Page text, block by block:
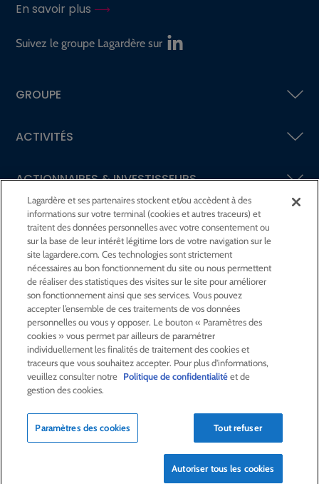
En savoir plus
Suivez le groupe Lagardère sur
GROUPE
ACTIVITÉS
ACTIONNAIRES &INVESTISSEURS
LA RSECHEZ LAGARDÈRE
LA FONDATIONJEAN‑LUC LAGARDÈRE
CENTRE PRESSE
NOUS REJOINDRE
Flux RSS
Nous contacter
Mentions légales
Déclaration d’accessibilité
Lagardère et ses partenaires stockent et/ou accèdent à des
informations sur votre terminal (cookies et autres traceurs) et
traitent des données personnelles avec votre consentement ou
sur la base de leur intérêt légitime lors de votre navigation sur le
site lagardere.com. Ces technologies sont strictement
nécessaires au bon fonctionnement du site ou nous permettent
de réaliser des statistiques des visites sur le site pour améliorer
son fonctionnement ainsi que ses services. Vous pouvez
accepter l’ensemble de ces traitements de vos données
personnelles ou vous y opposer. Le bouton « Paramètres des
cookies » vous permet par ailleurs de paramétrer
individuellement les finalités de traitement des cookies et
traceurs que vous souhaitez accepter. Pour plus d'informations,
veuillez consulter notre Politique de confidentialitéet de
gestion des cookies.
Paramètres des cookies Tout refuser
Autoriser tous les cookies